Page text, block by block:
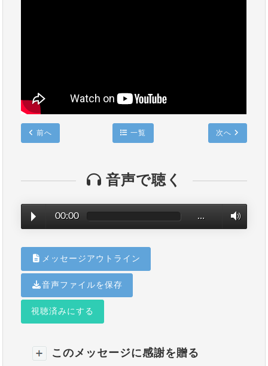
前へ 一覧 次へ
音声で聴く
00:00 …
メッセージアウトライン
音声ファイルを保存
視聴済みにする
このメッセージに感謝を贈る